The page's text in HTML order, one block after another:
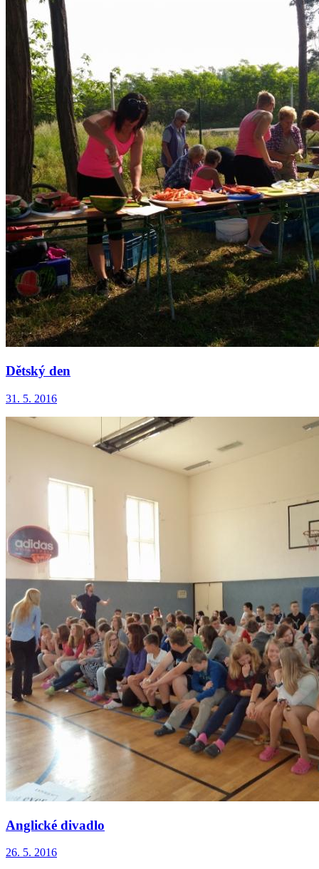
Dětský den
31. 5. 2016
Anglické divadlo
26. 5. 2016